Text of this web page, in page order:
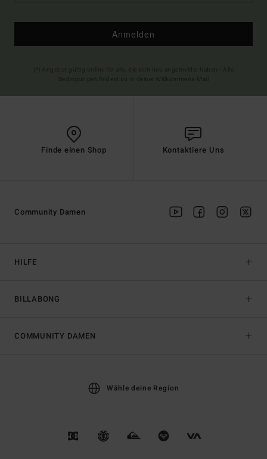
Anmelden
Finde einen Shop Kontaktiere Uns
HILFE
BILLABONG
Community Damen
COMMUNITY DAMEN
Wähle deine Region